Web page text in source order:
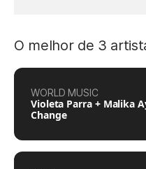
O melhor de 3
WORLD MUSIC
Violeta Parra + Malika
Change